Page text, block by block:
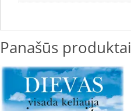
Panašūs produktai